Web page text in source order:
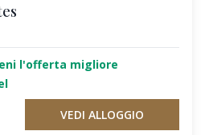
l'offerta migliore
VEDI ALLOGGIO